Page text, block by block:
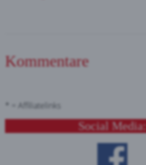
Kommentare
* = Affiliatelinks
Social Media: